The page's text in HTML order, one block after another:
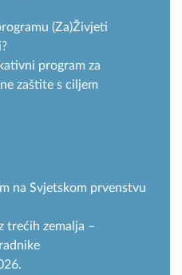
(Za)Živjeti
program za
zaštite s ciljem
na Svjetskom prvenstvu
trećih zemalja –